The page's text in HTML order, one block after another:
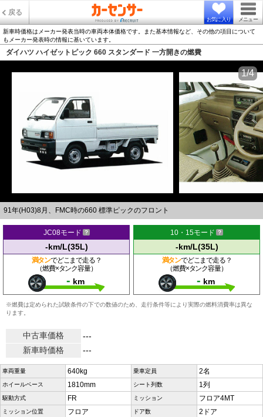
戻る
お気に入り メニュー
新車時価格はメーカー発表当時の車両本体価格です。また基本情報など、その他の項目について
もメーカー発表時の情報に基いています。
ダイハツ ハイゼットピック 660 スタンダード 一方開きの燃費
91年(H03)8月、FMC時の660 標準ピックのフロント
1/4
JC08モード
-km/L(35L)
満タンでどこまで走る？
（燃費×タンク容量）
- km
10・15モード
-km/L(35L)
満タンでどこまで走る？
（燃費×タンク容量）
- km
※燃費は定められた試験条件の下での数値のため、走行条件等により実際の燃料消費率は異な
ります。
中古車価格
---
新車時価格
---
車両重量 640kg 乗車定員 2名
ホイールベース 1810mm シート列数 1列
駆動方式 FR ミッション フロア4MT
ミッション位置 フロア ドア数 2ドア